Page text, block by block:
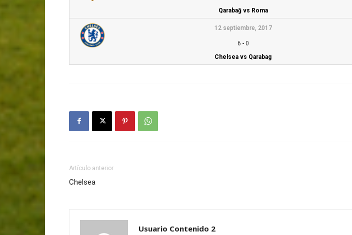
Qarabağ vs Roma
12 septiembre, 2017
6 - 0
Chelsea vs Qarabag
Artículo anterior
Chelsea
Usuario Contenido 2